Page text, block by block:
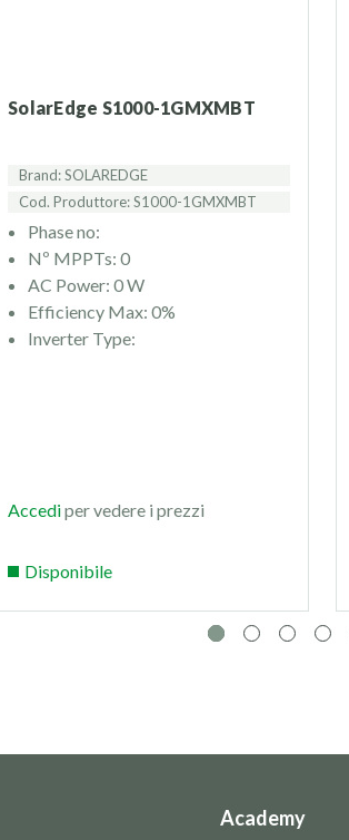
SolarEdge S1000-1GMXMBT
Brand: SOLAREDGE
Cod. Produttore: S1000-1GMXMBT
Phase no:
Nº MPPTs: 0
AC Power: 0 W
Efficiency Max: 0%
Inverter Type:
Accediper vedere i prezzi
Disponibile
Academy